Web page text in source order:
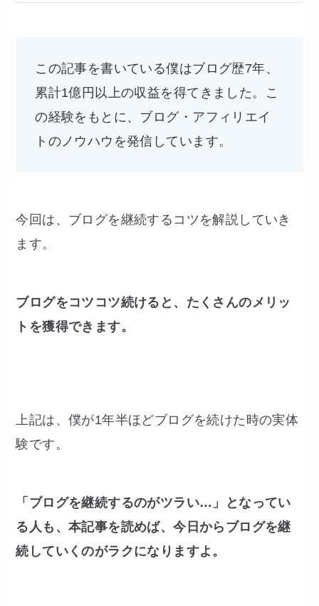
この記事を書いている僕はブログ歴7年、
累計1億円以上の収益を得てきました。こ
の経験をもとに、ブログ・アフィリエイ
トのノウハウを発信しています。
今回は、ブログを継続するコツを解説していき
ます。
ブログをコツコツ続けると、たくさんのメリッ
トを獲得できます。
上記は、僕が1年半ほどブログを続けた時の実体
験です。
「ブログを継続するのがツラい…」となってい
る人も、本記事を読めば、今日からブログを継
続していくのがラクになりますよ。